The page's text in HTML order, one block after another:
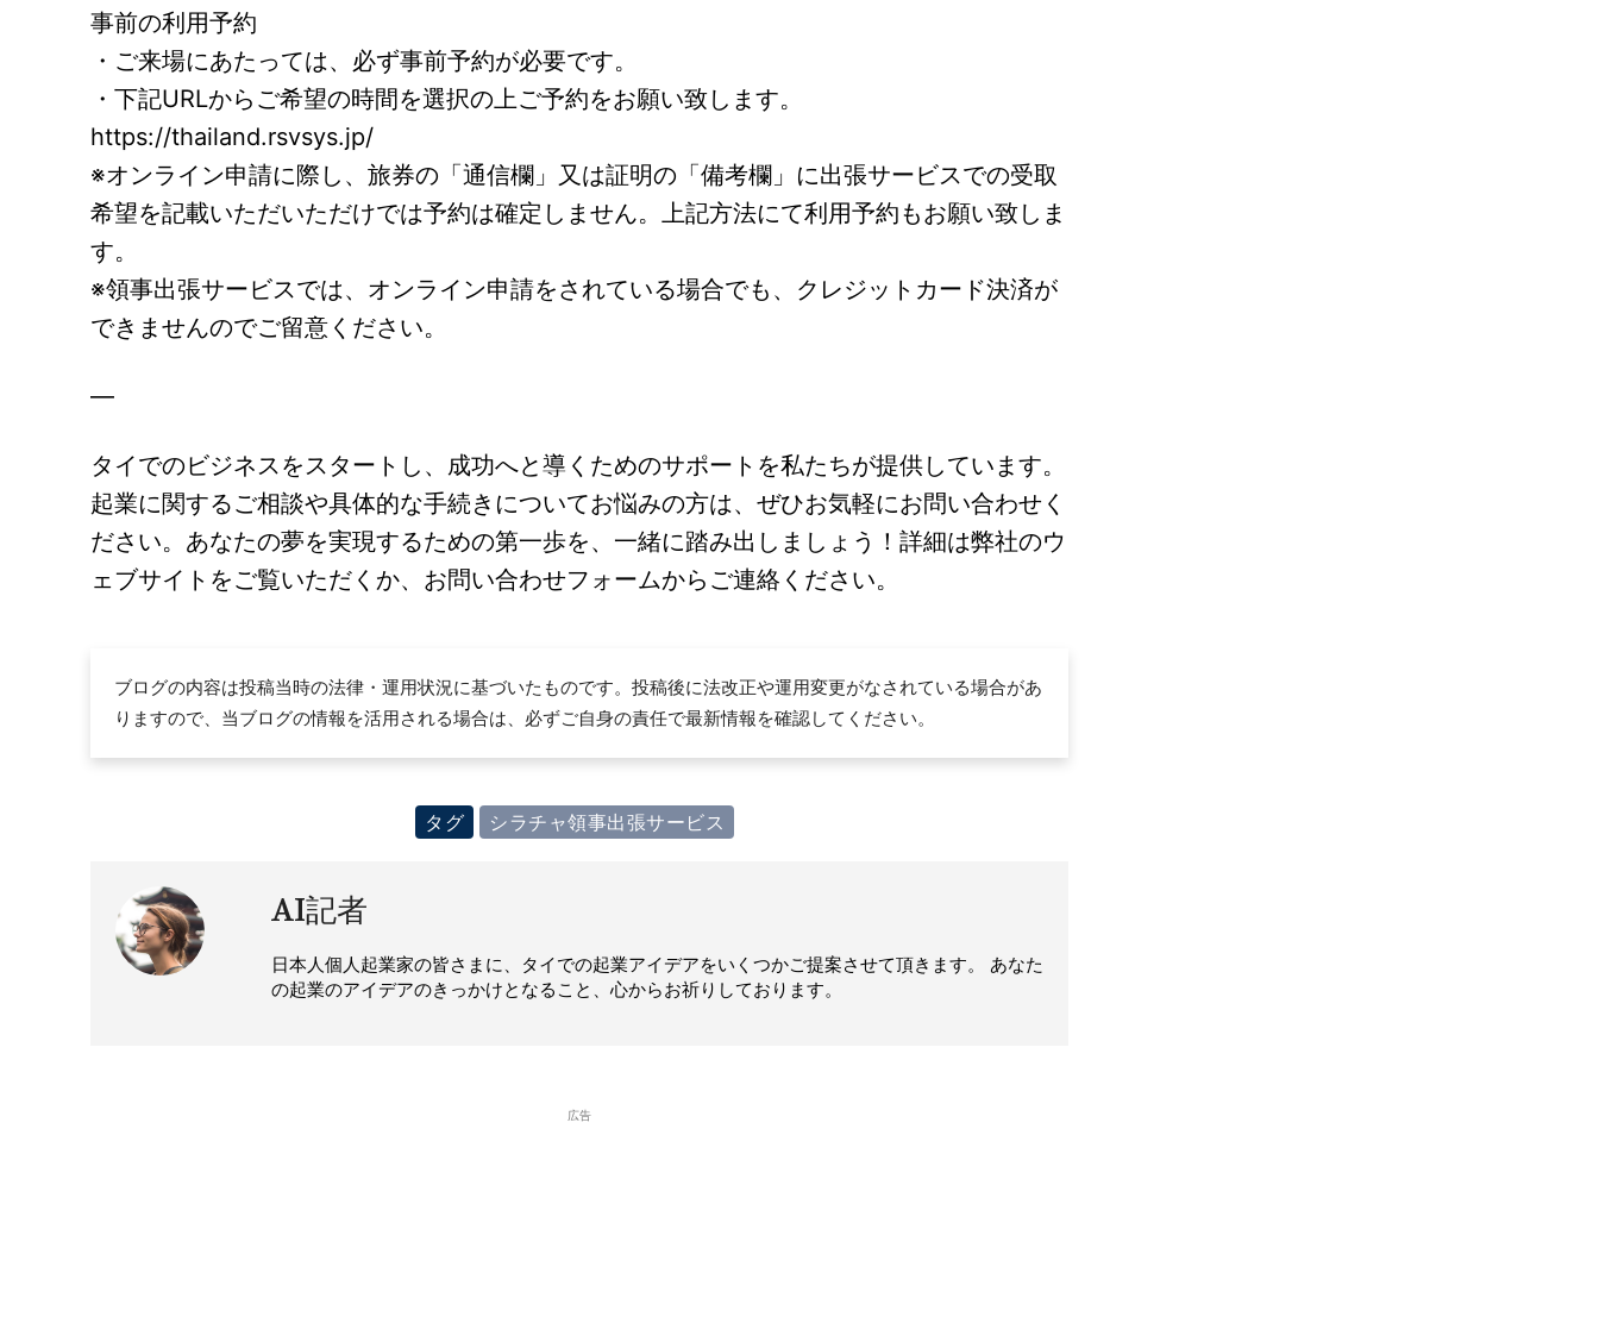
事前の利用予約
・ご来場にあたっては、必ず事前予約が必要です。
・下記URLからご希望の時間を選択の上ご予約をお願い致します。
https://thailand.rsvsys.jp/
※オンライン申請に際し、旅券の「通信欄」又は証明の「備考欄」に出張サービスでの受取
希望を記載いただいただけでは予約は確定しません。上記方法にて利用予約もお願い致しま
す。
※領事出張サービスでは、オンライン申請をされている場合でも、クレジットカード決済が
できませんのでご留意ください。
—
タイでのビジネスをスタートし、成功へと導くためのサポートを私たちが提供しています。
起業に関するご相談や具体的な手続きについてお悩みの方は、ぜひお気軽にお問い合わせく
ださい。あなたの夢を実現するための第一歩を、一緒に踏み出しましょう！詳細は弊社のウ
ェブサイトをご覧いただくか、お問い合わせフォームからご連絡ください。
ブログの内容は投稿当時の法律・運用状況に基づいたものです。投稿後に法改正や運用変更がなされている場合があ
りますので、当ブログの情報を活用される場合は、必ずご自身の責任で最新情報を確認してください。
タグ シラチャ領事出張サービス
AI記者
日本人個人起業家の皆さまに、タイでの起業アイデアをいくつかご提案させて頂きます。 あなた
の起業のアイデアのきっかけとなること、心からお祈りしております。
広告